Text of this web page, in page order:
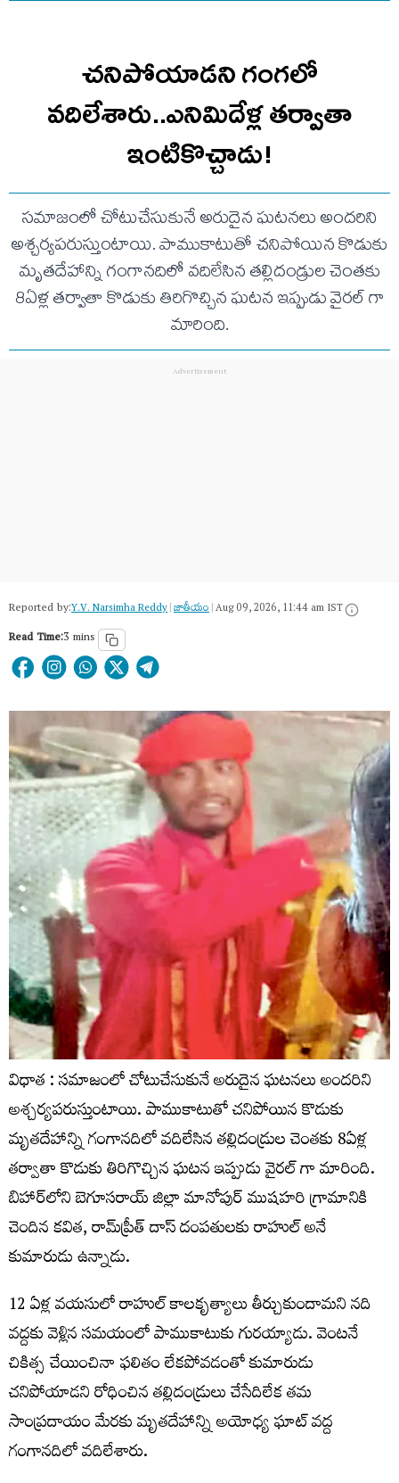
చనిపోయాడని గంగలో
వదిలేశారు..ఎనిమిదేళ్ల తర్వాతా
ఇంటికొచ్చాడు!
సమాజంలో చోటుచేసుకునే అరుదైన ఘటనలు అందరిని
అశ్చర్యపరుస్తుంటాయి. పాముకాటుతో చనిపోయిన కొడుకు
మృతదేహాన్ని గంగానదిలో వదిలేసిన తల్లిదండ్రుల చెంతకు
8ఏళ్ల తర్వాతా కొడుకు తిరిగొచ్చిన ఘటన ఇప్పుడు వైరల్ గా
మారింది.
Reported by:Y.V. Narsimha Reddy|జాతీయం|Aug 09, 2026, 11:44 am IST
Read Time:3 mins
విధాత : సమాజంలో చోటుచేసుకునే అరుదైన ఘటనలు అందరిని
అశ్చర్యపరుస్తుంటాయి. పాముకాటుతో చనిపోయిన కొడుకు
మృతదేహాన్ని గంగానదిలో వదిలేసిన తల్లిదండ్రుల చెంతకు 8ఏళ్ల
తర్వాతా కొడుకు తిరిగొచ్చిన ఘటన ఇప్పుడు వైరల్ గా మారింది.
బిహార్‌లోని బెగూసరాయ్‌ జిల్లా మానోపుర్‌ ముషహరి గ్రామానికి
చెందిన కవిత, రామ్‌ప్రీత్‌ దాస్‌ దంపతులకు రాహుల్ అనే
కుమారుడు ఉన్నాడు.
12 ఏళ్ల వయసులో రాహుల్ కాలకృత్యాలు తీర్చుకుందామని నది
వద్దకు వెళ్లిన సమయంలో పాముకాటుకు గురయ్యాడు. వెంటనే
చికిత్స చేయించినా ఫలితం లేకపోవడంతో కుమారుడు
చనిపోయాడని రోధించిన తల్లిదండ్రులు చేసేదిలేక తమ
సాంప్రదాయం మేరకు మృతదేహాన్ని అయోధ్య ఘాట్‌ వద్ద
గంగానదిలో వదిలేశారు.